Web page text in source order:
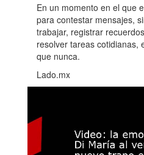
En un momento en el que
para contestar mensajes,
trabajar, registrar
resolver tareas cotidianas,
que nunca.
Lado.mx